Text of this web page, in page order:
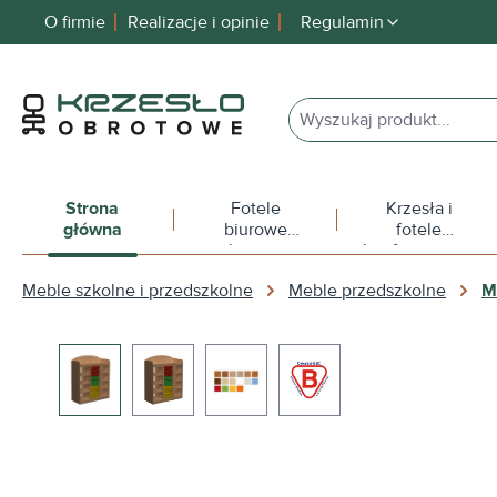
Przejdź do głównej nawigacji
O firmie Realizacje i opinie Regulamin
Strona
główna
Fotele
biurowe
obrotowe
Krzesła i
fotele
konferencyjne
Meble szkolne i przedszkolne
Meble przedszkolne
Pomiń galerię zdjęć